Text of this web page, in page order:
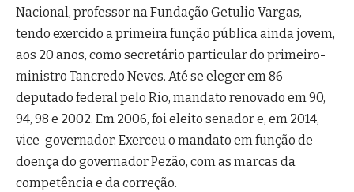
Nacional, professor na Fundação Getulio Vargas,
tendo exercido a primeira função pública ainda jovem,
aos 20 anos, como secretário particular do primeiro-
ministro Tancredo Neves. Até se eleger em 86
deputado federal pelo Rio, mandato renovado em 90,
94, 98 e 2002. Em 2006, foi eleito senador e, em 2014,
vice-governador. Exerceu o mandato em função de
doença do governador Pezão, com as marcas da
competência e da correção.